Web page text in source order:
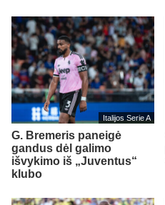
Italijos Serie A
G. Bremeris paneigė
gandus dėl galimo
išvykimo iš „Juventus“
klubo